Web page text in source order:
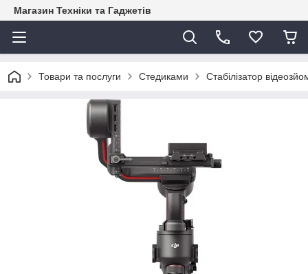
Магазин Техніки та Гаджетів
Товари та послуги Стедиками Стабілізатор